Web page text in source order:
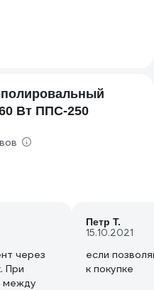
Вт ППС-250
через
между
Петр Т.
15.10.2021
если
к покупке